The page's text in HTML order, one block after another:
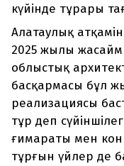
күйінде тұрары
Алатаулық
2025 жылы
облыстық
басқармасы бұл
реализациясы
тұр деп
ғимараты мен
тұрғын үйлер де